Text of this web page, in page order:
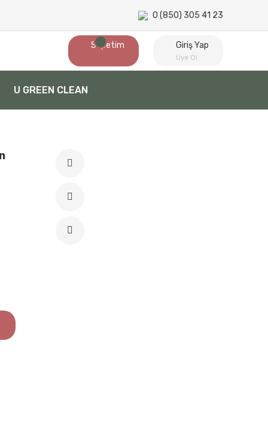
0 (850) 305 41 23
Sepetim Giriş Yap
Üye Ol
U GREEN CLEAN